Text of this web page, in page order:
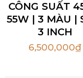
CÔNG SUẤT
55W | 3 MÀU |
3 INCH
6,500,000₫